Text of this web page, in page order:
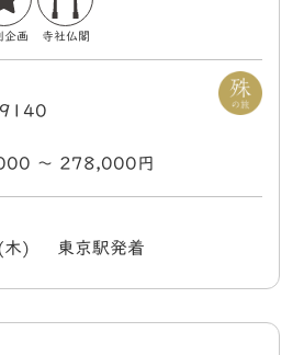
企画 寺社仏閣
〜 278,000円
木) 東京駅発着